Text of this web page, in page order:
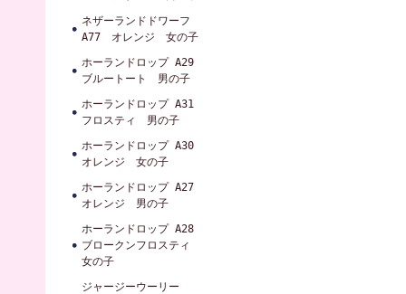
ネザーランドドワーフ
A77 オレンジ 女の子
ホーランドロップ A29
ブルートート 男の子
ホーランドロップ A31
フロスティ 男の子
ホーランドロップ A30
オレンジ 女の子
ホーランドロップ A27
オレンジ 男の子
ホーランドロップ A28
ブロークンフロスティ
女の子
ジャージーウーリー